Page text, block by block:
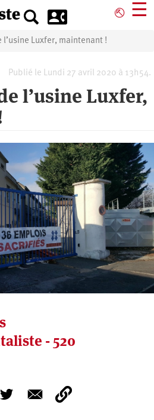
⎋ ☰
l’usine Luxfer, maintenant !
Publié le Lundi 27 avril 2020 à 13h54.
l’usine Luxfer,
- 520